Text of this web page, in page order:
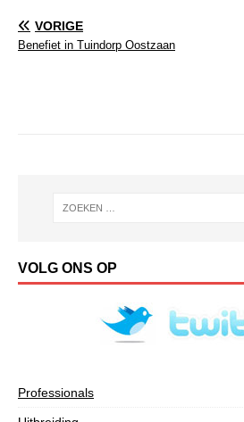
VORIGE
Benefiet in Tuindorp Oostzaan
VOLG ONS OP
Professionals